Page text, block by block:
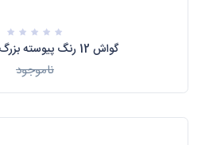
گواش 12 رنگ پیوسته بزرگ طلقی آریا
ناموجود